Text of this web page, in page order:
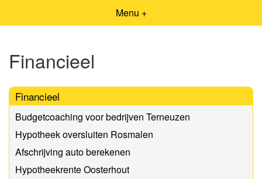
Menu +
Financieel
Financieel
Budgetcoaching voor bedrijven Terneuzen
Hypotheek oversluiten Rosmalen
Afschrijving auto berekenen
Hypotheekrente Oosterhout